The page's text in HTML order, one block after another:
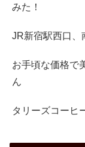
みた！
JR新宿駅西口、
お手頃な価格で
ん
タリーズコーヒ